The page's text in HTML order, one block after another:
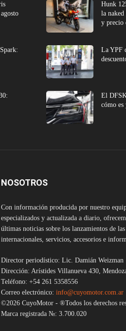
Hunk
la
y precio
La YPF
El
cómo es
NOSOTROS
Con información producida por nuestro
especializados y actualizada a diario,
últimas noticias sobre los lanzamientos de
internacionales, servicios, accesorios e
Director periodístico: Lic. Damián Weizman
Dirección: Arístides Villanueva 430,
Teléfono: +54 261 5358556
Correo electrónico: info@cuyomotor.com.ar
©2026 CuyoMotor - ®Todos los derechos
Marca registrada №: 3.700.020